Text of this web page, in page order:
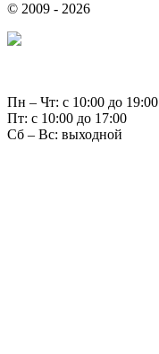
© 2009 - 2026
Пн – Чт: с 10:00 до 19:00
Пт: с 10:00 до 17:00
Сб – Вс: выходной